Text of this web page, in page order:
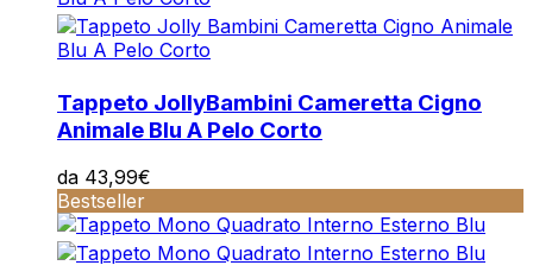
Tappeto JollyBambini Cameretta Cigno
Animale Blu A Pelo Corto
da 43,99€
Bestseller